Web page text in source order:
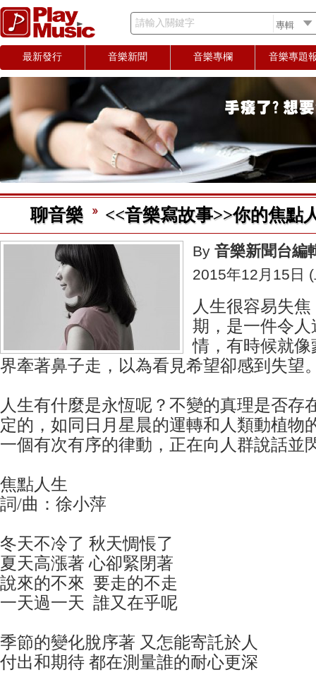
請輸入關鍵字
最新發行 音樂新聞 音樂專欄 音樂專題
聊音樂 <<音樂寫故事>>你的焦點
By 音樂新聞台編
2015年12月15日
人生很容易失
期，是一件令
情，有時候就
界牽著鼻子走，以為看見希望卻感到失望
人生有什麼是永恆呢？不變的真理是否存
定的，如同日月星晨的運轉和人類動植物
一個有次有序的律動，正在向人群說話並
焦點人生
詞/曲：徐小萍
冬天不冷了 秋天惆悵了
夏天高漲著 心卻緊閉著
說來的不來 要走的不走
一天過一天 誰又在乎呢
季節的變化脫序著 又怎能寄託於人
付出和期待 都在測量誰的耐心更深